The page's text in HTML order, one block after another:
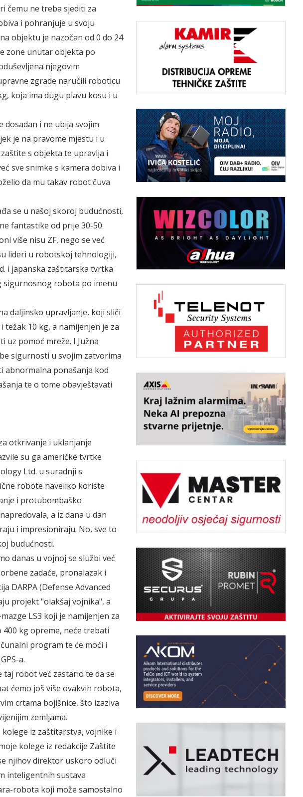
čemu ne treba sjediti za
i pohranjuje u svoju
objektu je nazočan od 0 do 24
zone unutar objekta po
njegovim
zgrade naručili roboticu
koja ima dugu plavu kosu i u
dosadan i ne ubija svojim
je na pravome mjestu i u
s objekta te upravlja i
sve snimke s kamera dobiva i
da mu takav robot čuva
se u našoj skoroj budućnosti,
fantastike od prije 30-50
više nisu ZF, nego se već
lideri u robotskoj tehnologiji,
i japanska zaštitarska tvrtka
sigurnosnog robota po imenu
daljinsko upravljanje, koji sliči
težak 10 kg, a namijenjen je za
pomoć mreže. I Južna
sigurnosti u svojim zatvorima
abnormalna ponašanja kod
te o tome obavještavati
otkrivanje i uklanjanje
su ga američke tvrtke
Ltd. u suradnji s
robote naveliko koriste
i protubombaško
a iz dana u dan
i impresioniraju. No, sve to
budućnosti.
danas u vojnoj se službi već
zadaće, pronalazak i
DARPA (Defense Advanced
projekt "olakšaj vojnika", a
LS3 koji je namijenjen za
400 kg opreme, neće trebati
program te će moći i
a.
robot već zastario te da se
ćemo još više ovakvih robota,
crtama bojišnice, što izaziva
zemljama.
iz zaštitarstva, vojnike i
kolege iz redakcije Zaštite
njihov direktor uskoro odluči
inteligentnih sustava
robota koji može samostalno